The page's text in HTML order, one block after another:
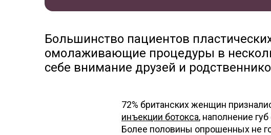
Большинство пациентов
омолаживающие процедуры в
себе внимание друзей и
72% британских женщин
инъекции ботокса, наполнение
Более половины опрошенных не